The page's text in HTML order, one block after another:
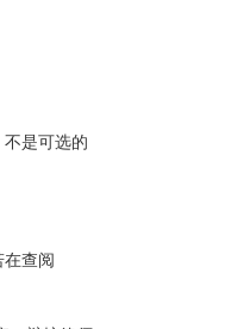
是可选的
查阅